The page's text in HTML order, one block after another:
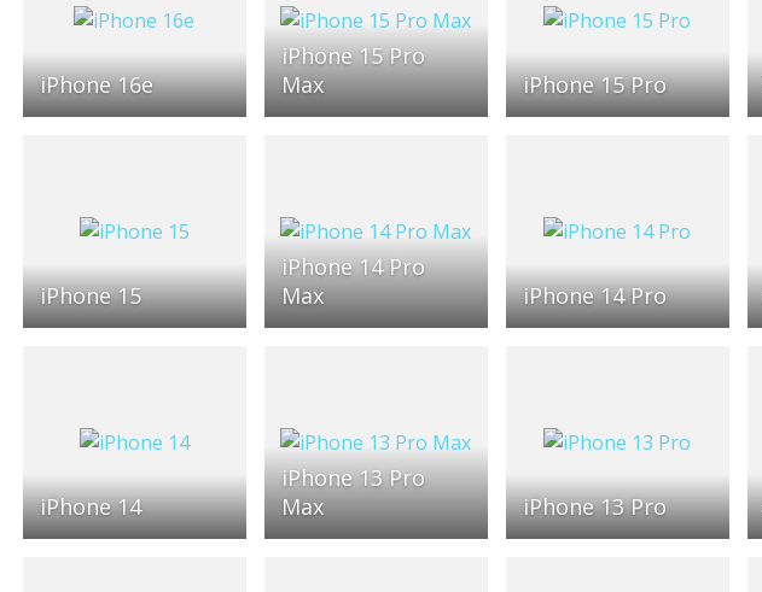
iPhone 16e
iPhone 15 Pro
Max
iPhone 15 Pro
iPhone 15
iPhone 14 Pro
Max
iPhone 14 Pro
iPhone 14
iPhone 13 Pro
Max
iPhone 13 Pro